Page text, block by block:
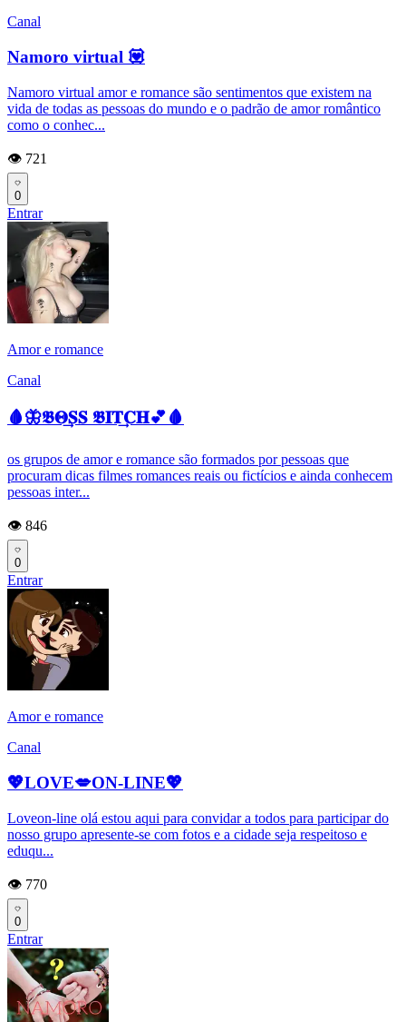
Canal
Namoro virtual 💟
Namoro virtual amor e romance são sentimentos que existem na
vida de todas as pessoas do mundo e o padrão de amor romântico
como o conhec...
👁️ 721
0
Entrar
Amor e romance
Canal
🩸🦋𝕭𝚯͢𝐒𝐒 𝕭𝐈𝐓͢𝐂𝐇💕🩸
os grupos de amor e romance são formados por pessoas que
procuram dicas filmes romances reais ou fictícios e ainda conhecem
pessoas inter...
👁️ 846
0
Entrar
Amor e romance
Canal
💖LOVE💋ON-LINE💖
Loveon-line olá estou aqui para convidar a todos para participar do
nosso grupo apresente-se com fotos e a cidade seja respeitoso e
eduqu...
👁️ 770
0
Entrar